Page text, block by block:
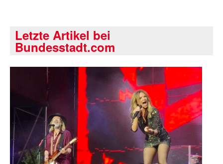
Letzte Artikel bei
Bundesstadt.com